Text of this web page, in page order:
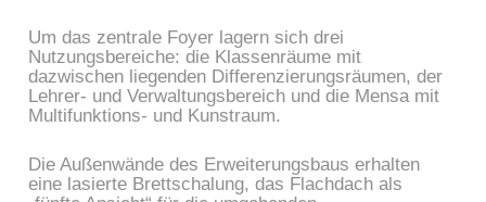
Um das zentrale Foyer lagern sich drei
Nutzungsbereiche: die Klassenräume mit
dazwischen liegenden Differenzierungsräumen, der
Lehrer- und Verwaltungsbereich und die Mensa mit
Multifunktions- und Kunstraum.
Die Außenwände des Erweiterungsbaus erhalten
eine lasierte Brettschalung, das Flachdach als